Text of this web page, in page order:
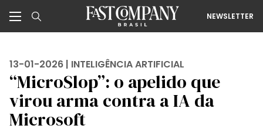
NEWSLETTER
13-01-2026 | INTELIGÊNCIA ARTIFICIAL
“MicroSlop”: o apelido que
virou arma contra a IA da
Microsoft